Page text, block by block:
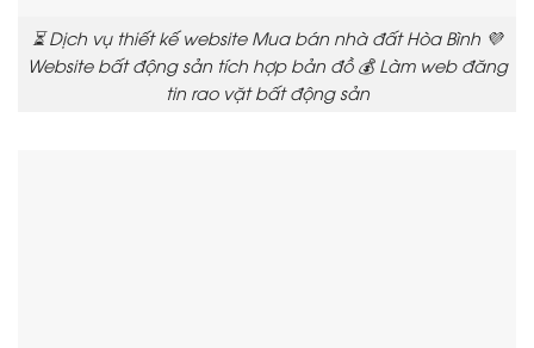
⏳ Dịch vụ thiết kế website Mua bán nhà đất Hòa Bình 💜
Website bất động sản tích hợp bản đồ 💰 Làm web đăng
tin rao vặt bất động sản